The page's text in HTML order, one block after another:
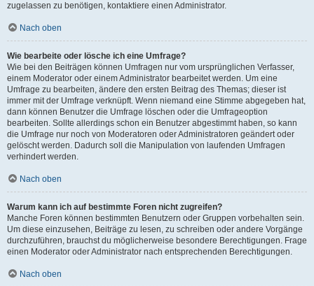
zugelassen zu benötigen, kontaktiere einen Administrator.
Nach oben
Wie bearbeite oder lösche ich eine Umfrage?
Wie bei den Beiträgen können Umfragen nur vom ursprünglichen Verfasser,
einem Moderator oder einem Administrator bearbeitet werden. Um eine
Umfrage zu bearbeiten, ändere den ersten Beitrag des Themas; dieser ist
immer mit der Umfrage verknüpft. Wenn niemand eine Stimme abgegeben hat,
dann können Benutzer die Umfrage löschen oder die Umfrageoption
bearbeiten. Sollte allerdings schon ein Benutzer abgestimmt haben, so kann
die Umfrage nur noch von Moderatoren oder Administratoren geändert oder
gelöscht werden. Dadurch soll die Manipulation von laufenden Umfragen
verhindert werden.
Nach oben
Warum kann ich auf bestimmte Foren nicht zugreifen?
Manche Foren können bestimmten Benutzern oder Gruppen vorbehalten sein.
Um diese einzusehen, Beiträge zu lesen, zu schreiben oder andere Vorgänge
durchzuführen, brauchst du möglicherweise besondere Berechtigungen. Frage
einen Moderator oder Administrator nach entsprechenden Berechtigungen.
Nach oben